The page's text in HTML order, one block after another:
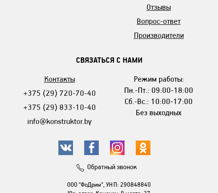
Отзывы
Вопрос-ответ
Производители
СВЯЗАТЬСЯ С НАМИ
Контакты
+375 (29) 720-70-40
+375 (29) 833-10-40
info@konstruktor.by
Режим работы:
Пн.-Пт.: 09:00-18:00
Сб.-Вс.: 10:00-17:00
Без выходных
Обратный звонок
ООО "ФоДрим", УНП: 290848840